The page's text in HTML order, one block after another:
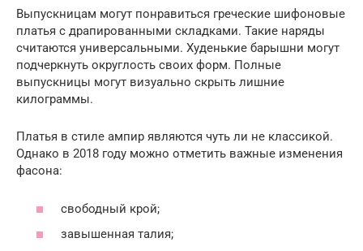
Выпускницам могут понравиться греческие шифоновые
платья с драпированными складками. Такие наряды
считаются универсальными. Худенькие барышни могут
подчеркнуть округлость своих форм. Полные
выпускницы могут визуально скрыть лишние
килограммы.
Платья в стиле ампир являются чуть ли не классикой.
Однако в 2018 году можно отметить важные изменения
фасона:
свободный крой;
завышенная талия;